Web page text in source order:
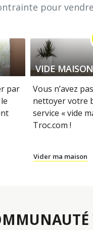
pour
par
VIDE MAISON
Vous n’avez
nettoyer votre
service « vide
Troc.com !
Vider ma maison